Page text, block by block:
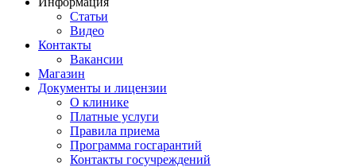
Статьи
Видео
Контакты
Вакансии
Магазин
Документы и лицензии
О клинике
Платные услуги
Правила приема
Программа госгарантий
Контакты госучреждений